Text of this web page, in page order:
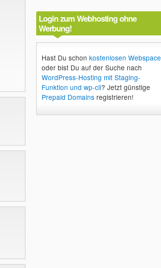
Login zum Webhosting ohne
Werbung!
Hast Du schon kostenlosen Webspace
oder bist Du auf der Suche nach
WordPress-Hosting mit Staging-
Funktion und wp-cli? Jetzt günstige
Prepaid Domainsregistrieren!